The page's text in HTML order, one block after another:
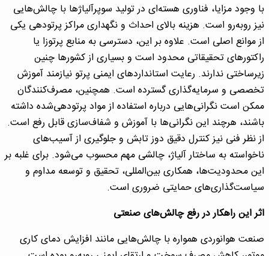
با وجود مزایا، فناوری هسته‌ای در تولید سوپرآلیاژها با چالش‌هایی
نیز روبه‌رو است. هزینه بالای احداث و نگهداری مراکز پرتودهی یکی
از موانع اصلی است. علاوه بر این، دسترسی به منابع پرتوزا یا
راکتورهای تحقیقاتی محدود است و بسیاری از کشورها چنین
زیرساختی ندارند. رعایت استانداردهای ایمنی پرتو نیازمند آموزش
تخصصی و سرمایه‌گذاری گسترده است. همچنین، مصرف‌کنندگان
ممکن است نگرانی‌هایی درباره استفاده از مواد پرتودهی‌شده داشته
باشند، هرچند این نگرانی‌ها با آموزش و شفاف‌سازی قابل رفع است.
از نظر فنی نیز کنترل دقیق دوز تابش و جلوگیری از آسیب‌های
ناخواسته به ساختار آلیاژ، چالشی مهم محسوب می‌شود. برای غلبه بر
این محدودیت‌ها، همکاری بین‌المللی، تحقیق و توسعه مداوم و
سیاست‌گذاری‌های حمایتی ضروری است.
اثر این راهکار در رفع چالش‌های صنعتی
صنعت هوانوردی همواره با چالش‌هایی مانند افزایش دمای کاری